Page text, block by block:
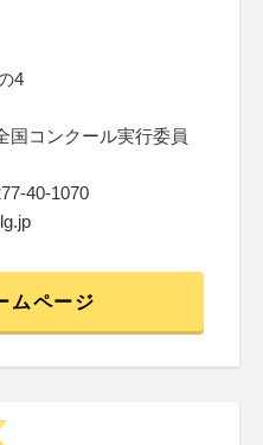
4
国コンクール実行委員
40-1070
ムページ